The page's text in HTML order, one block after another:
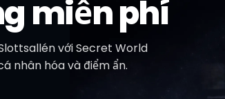
miễn phí
với Secret World
nhân hóa và điểm ẩn.